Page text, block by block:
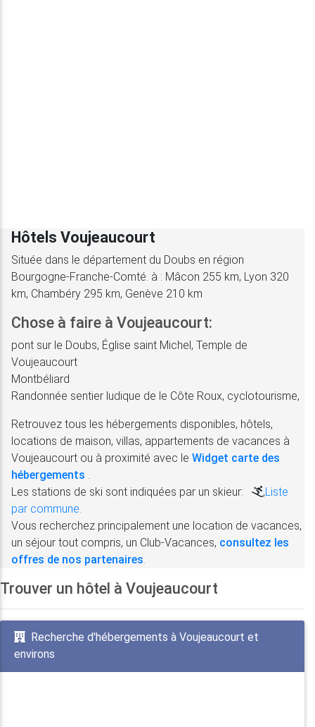
Hôtels Voujeaucourt
Située dans le département du Doubs en région
Bourgogne-Franche-Comté. à : Mâcon 255 km, Lyon 320
km, Chambéry 295 km, Genève 210 km
Chose à faire à Voujeaucourt:
pont sur le Doubs, Église saint Michel, Temple de
Voujeaucourt
Montbéliard
Randonnée sentier ludique de le Côte Roux, cyclotourisme,
Retrouvez tous les hébergements disponibles, hôtels,
locations de maison, villas, appartements de vacances à
Voujeaucourt ou à proximité avec le Widget carte des
hébergements
Les stations de ski sont indiquées par un skieur:
,Liste
par commune.
Vous recherchez principalement une location de vacances,
un séjour tout compris, un Club-Vacances, consultez les
offres de nos partenaires
Trouver un hôtel à Voujeaucourt
Recherche d'hébergements à Voujeaucourt et
environs